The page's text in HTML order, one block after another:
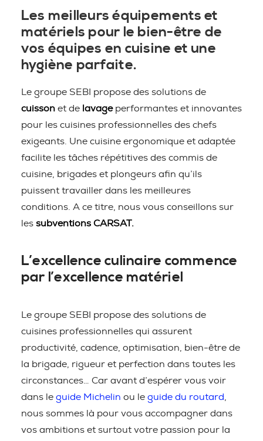
Les meilleurs équipements et
matériels pour le bien-être de
vos équipes en cuisine et une
hygiène parfaite.
Le groupe SEBI propose des solutions de
cuisson et de lavageperformantes et innovantes
pour les cuisines professionnelles des chefs
exigeants. Une cuisine ergonomique et adaptée
facilite les tâches répétitives des commis de
cuisine, brigades et plongeurs afin qu’ils
puissent travailler dans les meilleures
conditions. A ce titre, nous vous conseillons sur
les subventions CARSAT.
L’excellence culinaire commence
par l’excellence matériel
Le groupe SEBI propose des solutions de
cuisines professionnelles qui assurent
productivité, cadence, optimisation, bien-être de
la brigade, rigueur et perfection dans toutes les
circonstances… Car avant d’espérer vous voir
dans le guide Michelin ou le guide du routard
nous sommes là pour vous accompagner dans
vos ambitions et surtout votre passion pour la